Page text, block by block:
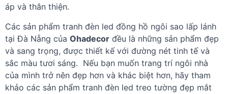
áp và thân thiện.
Các sản phẩm tranh đèn led đồng hồ ngôi sao lấp lánh
tại Đà Nẵng của Ohadecor đều là những sản phẩm đẹp
và sang trọng, được thiết kế với đường nét tinh tế và
sắc màu tươi sáng. Nếu bạn muốn trang trí ngôi nhà
của mình trở nên đẹp hơn và khác biệt hơn, hãy tham
khảo các sản phẩm tranh đèn led treo tường đẹp mắt